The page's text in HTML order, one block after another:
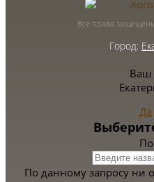
Все права
Город:
Ваш
Да
По данному запросу ни